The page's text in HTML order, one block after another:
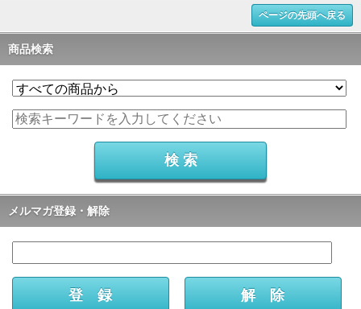
ページの先頭へ戻る
商品検索
メルマガ登録・解除